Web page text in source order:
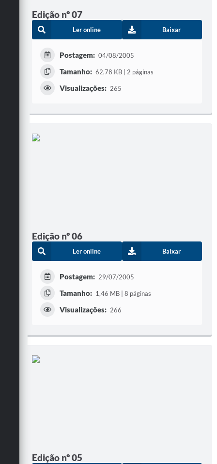
Edição nº 07
Ler online Baixar
Postagem: 04/08/2005
Tamanho: 62,78 KB | 2 páginas
Visualizações: 265
Edição nº 06
Ler online Baixar
Postagem: 29/07/2005
Tamanho: 1,46 MB | 8 páginas
Visualizações: 266
Edição nº 05